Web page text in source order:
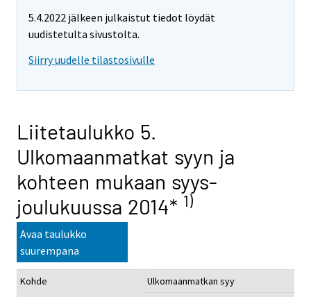
5.4.2022 jälkeen julkaistut tiedot löydät
uudistetulta sivustolta.
Siirry uudelle tilastosivulle
Liitetaulukko 5.
Ulkomaanmatkat syyn ja
kohteen mukaan syys-
joulukuussa 2014* 1)
Avaa taulukko
suurempana
Kohde
Ulkomaanmatkan syy